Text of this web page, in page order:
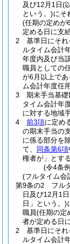
及び12月1日(
という。)にそ
(任期の定めが
定める日に支
2
基準日にそ
ルタイム会計
年度内及び当
職員としての
が6月以上で
ム会計年度任
3
期末手当基
タイム会計年
に対する地域
4
前3項に定め
の期末手当の
に係る部分を
て、 同条第6項
権者が」とする
(令4条
(フルタイム会
第9条の2
フル
日及び12月1日
日」という。)
職員(任期の定
者が定める日
2
基準日にそ
ルタイム会計